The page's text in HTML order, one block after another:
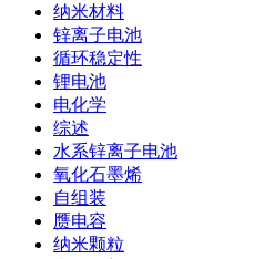
纳米材料
锌离子电池
循环稳定性
锂电池
电化学
综述
水系锌离子电池
氧化石墨烯
自组装
赝电容
纳米颗粒